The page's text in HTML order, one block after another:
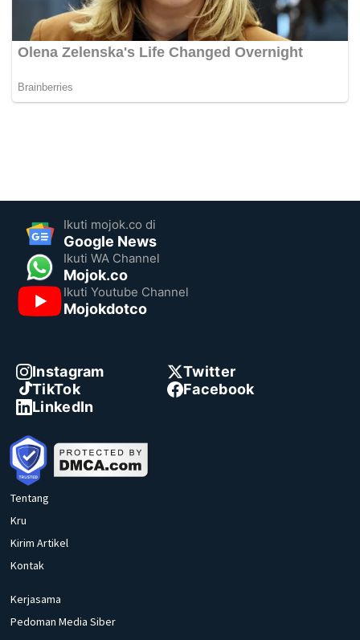
Ikuti mojok.co di
Google News
Ikuti WA Channel
Mojok.co
Ikuti Youtube Channel
Mojokdotco
Instagram
Twitter
TikTok
Facebook
LinkedIn
Tentang
Kru
Kirim Artikel
Kontak
Kerjasama
Pedoman Media Siber